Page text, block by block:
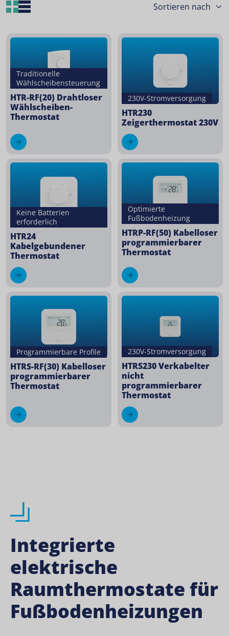
Grid Layout
Traditionelle
Wählscheibensteuerung
HTR-RF(20) Drahtloser
Wählscheiben-
Thermostat
230V-Stromversorgung
HTR230
Zeigerthermostat 230V
Keine Batterien
erforderlich
HTR24
Kabelgebundener
Thermostat
Optimierte
Fußbodenheizung
HTRP-RF(50) Kabelloser
programmierbarer
Thermostat
Programmierbare Profile
HTRS-RF(30) Kabelloser
programmierbarer
Thermostat
230V-Stromversorgung
HTRS230 Verkabelter
nicht
programmierbarer
Thermostat
Integrierte
elektrische
Raumthermostate für
Fußbodenheizungen